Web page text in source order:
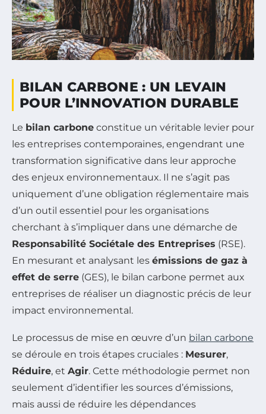
BILAN CARBONE : UN LEVAIN
POUR L’INNOVATION DURABLE
Le bilan carbone constitue un véritable levier pour
les entreprises contemporaines, engendrant une
transformation significative dans leur approche
des enjeux environnementaux. Il ne s’agit pas
uniquement d’une obligation réglementaire mais
d’un outil essentiel pour les organisations
cherchant à s’impliquer dans une démarche de
Responsabilité Sociétale des Entreprises (RSE).
En mesurant et analysant les émissions de gaz à
effet de serre (GES), le bilan carbone permet aux
entreprises de réaliser un diagnostic précis de leur
impact environnemental.
Le processus de mise en œuvre d’un bilan carbone
se déroule en trois étapes cruciales : Mesurer,
Réduire, et Agir. Cette méthodologie permet non
seulement d’identifier les sources d’émissions,
mais aussi de réduire les dépendances